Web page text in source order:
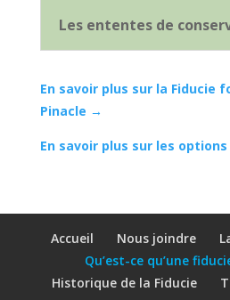
Les ententes de
En savoir plus sur la Fiducie
Pinacle →
En savoir plus sur les
Accueil Nous joindre
Qu’est-ce qu’une
Historique de la Fiducie